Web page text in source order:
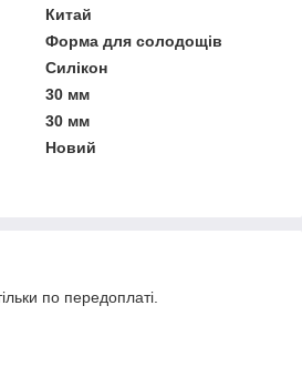
Китай
Форма для солодощів
Силікон
30 мм
30 мм
Новий
по передоплаті.